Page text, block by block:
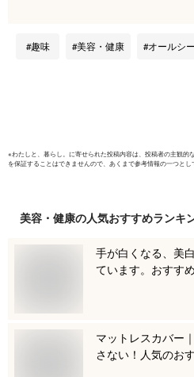
趣味 美容・健康 オールシ
※わたしと、暮らし。 に寄せられた投稿内容は、投稿者の主観的
を保証することはできませんので、あくまで参考情報の一つとし
美容・健康の人気おすすめランキ
手が白くなる、美
ています。おすす
マットレスカバー
さない！人気のお